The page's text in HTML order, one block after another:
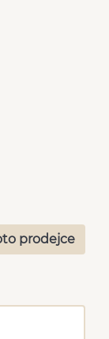
prodejce